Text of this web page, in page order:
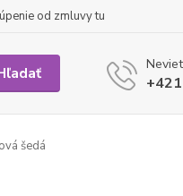
od zmluvy tu
šedá